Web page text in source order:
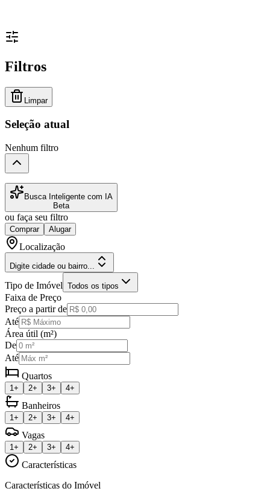
Filtros
Limpar
Seleção atual
Nenhum filtro
Busca Inteligente com IA
Beta
ou faça seu filtro
Comprar Alugar
Localização
Digite cidade ou bairro...
Tipo de Imóvel Todos os tipos
Faixa de Preço
Preço a partir de
Até
Área útil (m²)
De
Até
Quartos
1+ 2+ 3+ 4+
Banheiros
1+ 2+ 3+ 4+
Vagas
1+ 2+ 3+ 4+
Características
Características do Imóvel